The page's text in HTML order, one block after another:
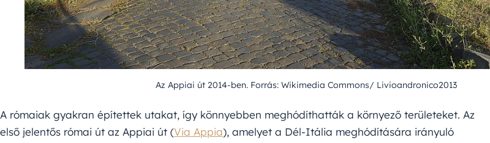
Az Appiai út 2014-ben. Forrás: Wikimedia Commons/ Livioandronico2013
A rómaiak gyakran építettek utakat, így könnyebben meghódíthatták a környező területeket. Az
első jelentős római út az Appiai út (Via Appia), amelyet a Dél-Itália meghódítására irányuló